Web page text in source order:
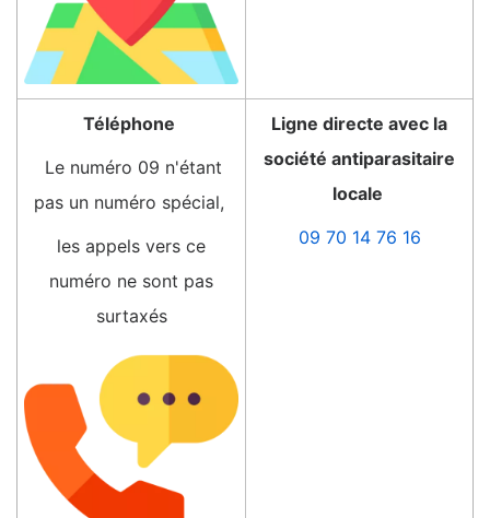
Téléphone
Le numéro 09 n'étant
pas un numéro spécial,
les appels vers ce
numéro ne sont pas
surtaxés
Ligne directe avec la
société antiparasitaire
locale
09 70 14 76 16